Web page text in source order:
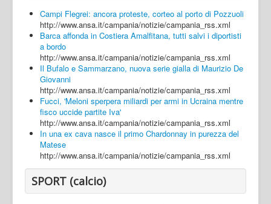
Campi Flegrei: ancora proteste, corteo al porto di Pozzuoli
http://www.ansa.it/campania/notizie/campania_rss.xml
Barca affonda in Costiera Amalfitana, tutti salvi i diportisti
a bordo
http://www.ansa.it/campania/notizie/campania_rss.xml
Il Bufalo e Sammarzano, nuova serie gialla di Maurizio De
Giovanni
http://www.ansa.it/campania/notizie/campania_rss.xml
Fucci, 'Meloni sperpera miliardi per armi in Ucraina mentre
fisco uccide partite Iva'
http://www.ansa.it/campania/notizie/campania_rss.xml
In una ex cava nasce il primo Chardonnay in purezza del
Matese
http://www.ansa.it/campania/notizie/campania_rss.xml
SPORT (calcio)